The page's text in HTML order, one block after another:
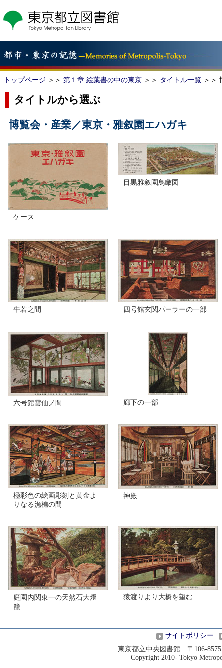
の
の
本
文
動
トップページ ＞＞ 第１章 絵葉書の中の東京 ＞＞ タイトル一覧 ＞＞
タイトルから選ぶ
博覧会・産業／東京・雅叙園エハガキ
ケース
目黒雅叙園鳥瞰図
牛若之間 四号館玄関パーラーの一部
六号館雲仙ノ間 廊下の一部
極彩色の絵画彫刻と黄金よ
りなる漁樵の間
神殿
庭園内関東一の天然石大燈
籠
猿渡りより大橋を望む
サイトポリシー
東京都立中央図書館 〒106-
Copyright 2010- Tokyo